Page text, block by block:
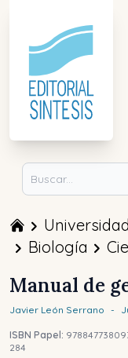
Universidad
Biología
Manual de
Javier León Serrano -
ISBN Papel:
284